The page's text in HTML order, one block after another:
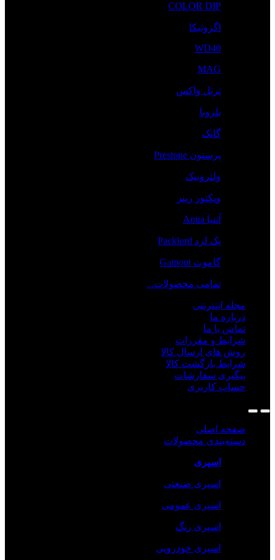
COLOR DIP
اگزوتیکا
WD40
MAG
ترتل واکس
بلزونا
گانک
پرستون Prestone
ولترونیک
ویکتور رینز
آنتیا Antia
پک لرد Packlord
گاموت Gamout
تمامی محصولات...
مجله اینترنتی
درباره ما
تماس با ما
شرایط و مقررات
روش های ارسال کالا
شرایط بازگشت کالا
پیگیری سفارشات
حساب کاربری
صفحه اصلی
دسته‌بندی محصولات
اسپری
اسپری صنعتی
اسپری عمومی
اسپری رنگ
اسپری خودرویی